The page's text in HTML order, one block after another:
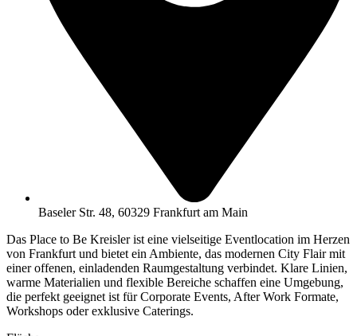
Baseler Str. 48, 60329 Frankfurt am Main
Das Place to Be Kreisler ist eine vielseitige Eventlocation im Herzen
von Frankfurt und bietet ein Ambiente, das modernen City Flair mit
einer offenen, einladenden Raumgestaltung verbindet. Klare Linien,
warme Materialien und flexible Bereiche schaffen eine Umgebung,
die perfekt geeignet ist für Corporate Events, After Work Formate,
Workshops oder exklusive Caterings.